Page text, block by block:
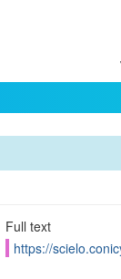
Full text
https://